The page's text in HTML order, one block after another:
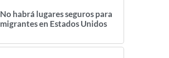
No habrá lugares seguros para
migrantes en Estados Unidos